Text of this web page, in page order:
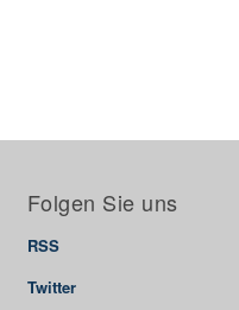
Folgen Sie uns
RSS
Twitter